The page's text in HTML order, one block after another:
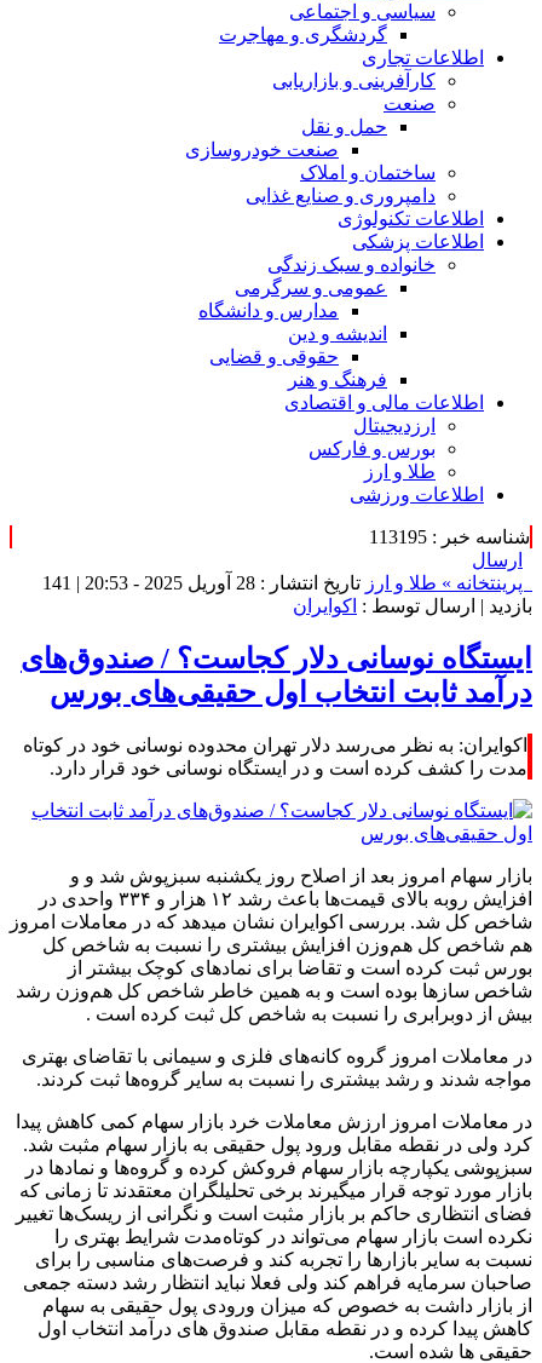
سیاسی و اجتماعی
گردشگری و مهاجرت
اطلاعات تجاری
کارآفرینی و بازاریابی
صنعت
حمل و نقل
صنعت خودروسازی
ساختمان و املاک
دامپروری و صنایع غذایی
اطلاعات تکنولوژی
اطلاعات پزشکی
خانواده و سبک زندگی
عمومی و سرگرمی
مدارس و دانشگاه
اندیشه و دین
حقوقی و قضایی
فرهنگ و هنر
اطلاعات مالی و اقتصادی
ارزدیجیتال
بورس و فارکس
طلا و ارز
اطلاعات ورزشی
شناسه خبر : 113195
ارسال
پرینتخانه » طلا و ارز تاریخ انتشار : 28 آوریل 2025 - 20:53 |
141
بازدید | ارسال توسط : اکوایران
ایستگاه نوسانی دلار کجاست؟ / صندوق‌های
درآمد ثابت انتخاب اول حقیقی‌های بورس
اکوایران: به نظر می‌رسد دلار تهران محدوده نوسانی خود در کوتاه
مدت را کشف کرده است و در ایستگاه نوسانی خود قرار دارد.
بازار سهام امروز بعد از اصلاح روز یکشنبه سبزپوش شد و و
افزایش روبه بالای قیمت‌ها باعث رشد ۱۲ هزار و ۳۳۴ واحدی در
شاخص کل شد. بررسی اکوایران نشان میدهد که در معاملات امروز
هم شاخص کل هم‌وزن افزایش بیشتری را نسبت به شاخص کل
بورس ثبت کرده است و تقاضا برای نمادهای کوچک بیشتر از
شاخص ساز‌ها بوده است و به همین خاطر شاخص کل هم‌وزن رشد
بیش از دوبرابری را نسبت به شاخص کل ثبت کرده است .
در معاملات امروز گروه کانه‌های فلزی و سیمانی با تقاضای بهتری
مواجه شدند و رشد بیشتری را نسبت به سایر گروه‌ها ثبت کردند.
در معاملات امروز ارزش معاملات خرد بازار سهام کمی کاهش پیدا
کرد ولی در نقطه مقابل ورود پول حقیقی به بازار سهام مثبت شد.
سبزپوشی یکپارچه بازار سهام فروکش کرده و گروه‌ها و نمادها در
بازار مورد توجه قرار میگیرند برخی تحلیلگران معتقدند تا زمانی که
فضای انتظاری حاکم بر بازار مثبت است و نگرانی از ریسک‌ها تغییر
نکرده است بازار سهام می‌تواند در کوتاه‌مدت شرایط بهتری را
نسبت به سایر بازارها را تجربه کند و فرصت‌های مناسبی را برای
صاحبان سرمایه فراهم کند ولی فعلا نباید انتظار رشد دسته جمعی
از بازار داشت به خصوص که میزان ورودی پول حقیقی به سهام
کاهش پیدا کرده و در نقطه مقابل صندوق های درآمد انتخاب اول
حقیقی ها شده است.